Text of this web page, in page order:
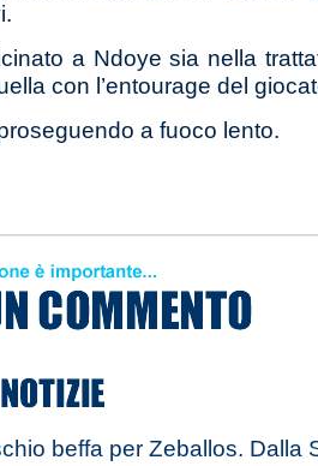
a Ndoye sia nella
con l’entourage del
a fuoco lento.
beffa per Zeballos. Dalla